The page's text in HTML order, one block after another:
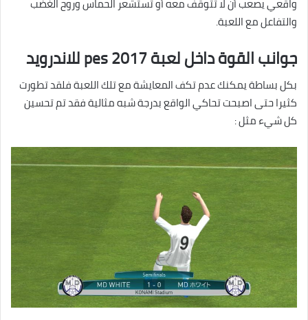
واقعي يصعب أن لا تتوقف معه أو تستشعر الحماس وروح الغضب
والتفاعل مع اللعبة.
جوانب القوة داخل لعبة pes 2017 للاندرويد
بكل بساطة يمكنك عدم تكف المعايشة مع تلك اللعبة فلقد تطورت
كثيرا حتى اصبحت تحاكي الواقع بدرجة شبه مثالية فقد تم تحسين
كل شيء مثل :